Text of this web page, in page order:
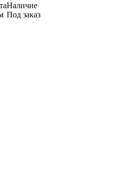
Наличие
Под заказ